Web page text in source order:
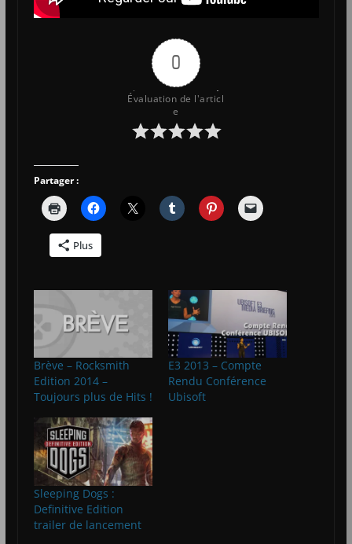
0
Évaluation de l'articl
e
Partager :
Plus
Brève – Rocksmith
Edition 2014 –
Toujours plus de Hits !
E3 2013 – Compte
Rendu Conférence
Ubisoft
Sleeping Dogs :
Definitive Edition
trailer de lancement